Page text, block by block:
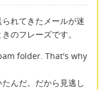
れてきたメールが迷
のフレーズです。
folder. That's why
んだ。だから見逃し